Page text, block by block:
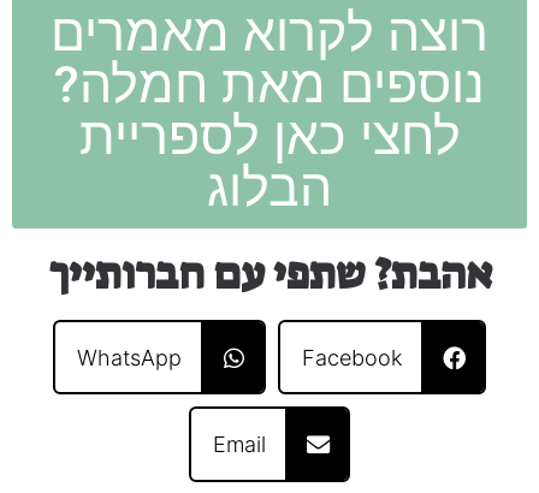
רוצה לקרוא מאמרים
נוספים מאת חמלה?
לחצי כאן לספריית
הבלוג
אהבת? שתפי עם חברותייך
Facebook
WhatsApp
Email